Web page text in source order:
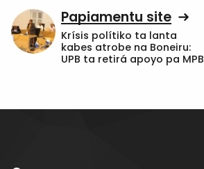
Papiamentu site
Krísis polítiko ta lanta
kabes atrobe na Boneiru:
UPB ta retirá apoyo pa MPB